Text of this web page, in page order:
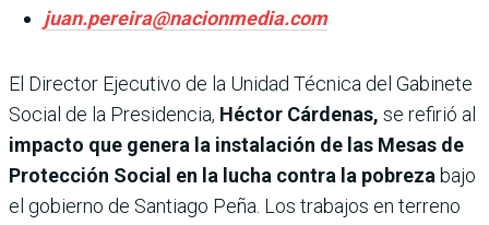
juan.pereira@nacionmedia.com
El Director Ejecutivo de la Unidad Técnica del Gabinete
Social de la Presidencia, Héctor Cárdenas, se refirió al
impacto que genera la instalación de las Mesas de
Protección Social en la lucha contra la pobreza bajo
el gobierno de Santiago Peña. Los trabajos en terreno